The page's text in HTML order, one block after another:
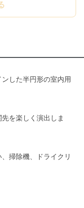
した半円形の室内用
を楽しく演出しま
掃除機、ドライクリ